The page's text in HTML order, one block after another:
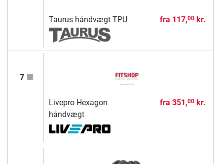
Taurus håndvægt TPU fra 117,00kr.
7
Livepro Hexagon
håndvægt
fra 351,00kr.